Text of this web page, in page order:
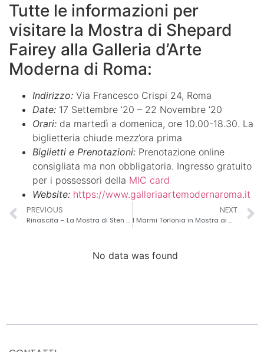
Tutte le informazioni per
visitare la Mostra di Shepard
Fairey alla Galleria d’Arte
Moderna di Roma:
Indirizzo: Via Francesco Crispi 24, Roma
Date: 17 Settembre ’20 – 22 Novembre ’20
Orari: da martedì a domenica, ore 10.00-18.30. La
biglietteria chiude mezz’ora prima
Biglietti e Prenotazioni: Prenotazione online
consigliata ma non obbligatoria. Ingresso gratuito
per i possessori della MIC card
Website: https://www.galleriaartemodernaroma.it
PREVIOUS
Rinascita – La Mostra di Sten Lex a Roma
NEXT
I Marmi Torlonia in Mostra ai Musei Capitolini
No data was found